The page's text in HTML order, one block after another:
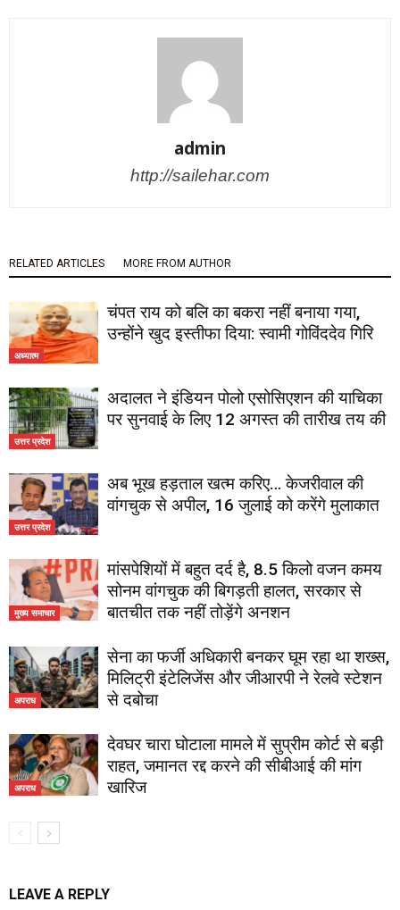
admin
http://sailehar.com
RELATED ARTICLES MORE FROM AUTHOR
अध्यात्म
चंपत राय को बलि का बकरा नहीं बनाया गया,
उन्होंने खुद इस्तीफा दिया: स्वामी गोविंददेव गिरि
उत्तर प्रदेश
अदालत ने इंडियन पोलो एसोसिएशन की याचिका
पर सुनवाई के लिए 12 अगस्त की तारीख तय की
उत्तर प्रदेश
अब भूख हड़ताल खत्म करिए… केजरीवाल की
वांगचुक से अपील, 16 जुलाई को करेंगे मुलाकात
मुख्य समाचार
मांसपेशियों में बहुत दर्द है, 8.5 किलो वजन कमय
सोनम वांगचुक की बिगड़ती हालत, सरकार से
बातचीत तक नहीं तोड़ेंगे अनशन
अपराध
सेना का फर्जी अधिकारी बनकर घूम रहा था शख्स,
मिलिट्री इंटेलिजेंस और जीआरपी ने रेलवे स्टेशन
से दबोचा
अपराध
देवघर चारा घोटाला मामले में सुप्रीम कोर्ट से बड़ी
राहत, जमानत रद्द करने की सीबीआई की मांग
खारिज
LEAVE A REPLY